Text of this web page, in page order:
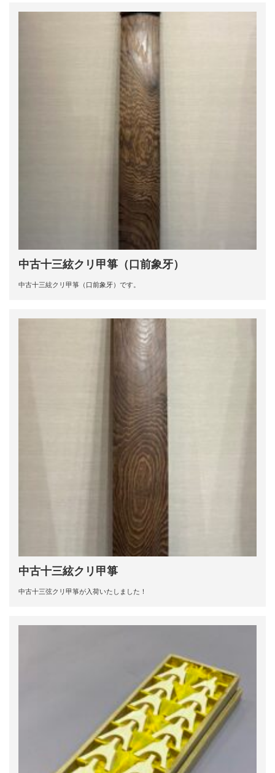
中古十三絃クリ甲箏（口前象牙）
中古十三絃クリ甲箏（口前象牙）です。
中古十三絃クリ甲箏
中古十三弦クリ甲箏が入荷いたしました！